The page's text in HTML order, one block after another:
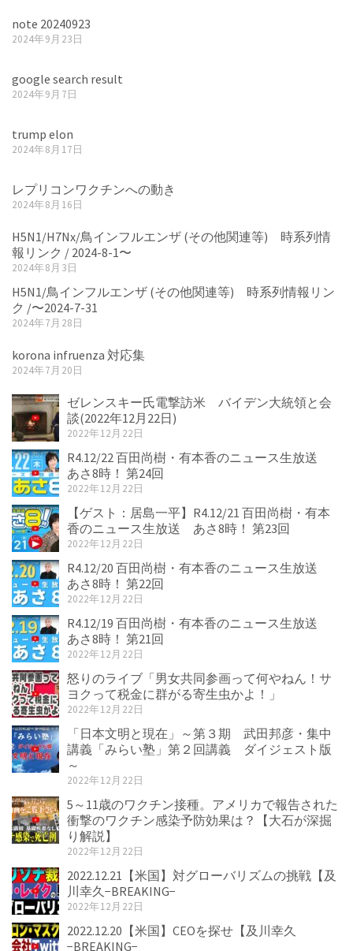
note 20240923
2024年9月23日
google search result
2024年9月7日
trump elon
2024年8月17日
レプリコンワクチンへの動き
2024年8月16日
H5N1/H7Nx/鳥インフルエンザ (その他関連等) 時系列情
報リンク / 2024-8-1〜
2024年8月3日
H5N1/鳥インフルエンザ (その他関連等) 時系列情報リン
ク /〜2024-7-31
2024年7月28日
korona infruenza 対応集
2024年7月20日
ゼレンスキー氏電撃訪米 バイデン大統領と会
談(2022年12月22日)
2022年12月22日
R4.12/22 百田尚樹・有本香のニュース生放送
あさ8時！ 第24回
2022年12月22日
【ゲスト：居島一平】R4.12/21 百田尚樹・有本
香のニュース生放送 あさ8時！ 第23回
2022年12月22日
R4.12/20 百田尚樹・有本香のニュース生放送
あさ8時！ 第22回
2022年12月22日
R4.12/19 百田尚樹・有本香のニュース生放送
あさ8時！ 第21回
2022年12月22日
怒りのライブ「男女共同参画って何やねん！サ
ヨクって税金に群がる寄生虫かよ！」
2022年12月22日
「日本文明と現在」～第３期 武田邦彦・集中
講義「みらい塾」第２回講義 ダイジェスト版
～
2022年12月22日
5～11歳のワクチン接種。アメリカで報告された
衝撃のワクチン感染予防効果は？【大石が深掘
り解説】
2022年12月22日
2022.12.21【米国】対グローバリズムの挑戦【及
川幸久−BREAKING−
2022年12月22日
2022.12.20【米国】CEOを探せ【及川幸久
−BREAKING−